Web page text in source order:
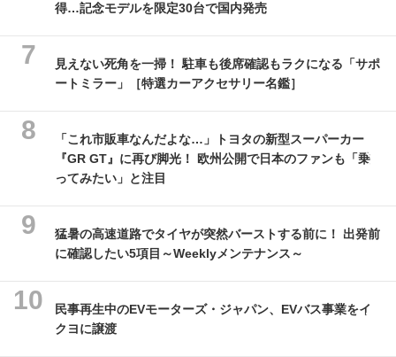
得…記念モデルを限定30台で国内発売
見えない死角を一掃！ 駐車も後席確認もラクになる「サポ
ートミラー」［特選カーアクセサリー名鑑］
「これ市販車なんだよな…」トヨタの新型スーパーカー
『GR GT』に再び脚光！ 欧州公開で日本のファンも「乗
ってみたい」と注目
猛暑の高速道路でタイヤが突然バーストする前に！ 出発前
に確認したい5項目～Weeklyメンテナンス～
民事再生中のEVモーターズ・ジャパン、EVバス事業をイ
クヨに譲渡